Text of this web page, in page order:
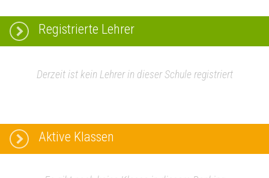
Registrierte Lehrer
Derzeit ist kein Lehrer in dieser Schule registriert
Aktive Klassen